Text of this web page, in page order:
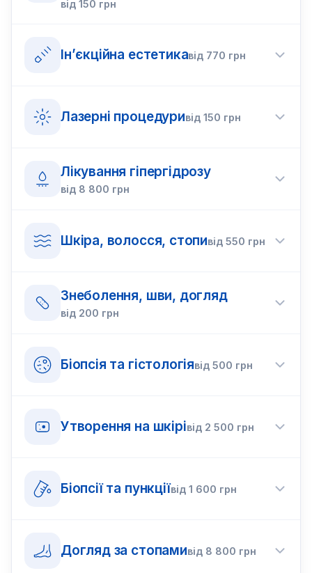
від 150 грн
Ін’єкційна естетикавід 770 грн
Лазерні процедуривід 150 грн
Лікування гіпергідрозу
від 8 800 грн
Шкіра, волосся, стопивід550 грн
Знеболення, шви, догляд
від 200 грн
Біопсія та гістологіявід500 грн
Утворення на шкірівід 2 500 грн
Біопсії та пункціївід 1 600 грн
Догляд за стопамивід 8 800 грн